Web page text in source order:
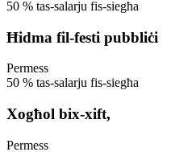
50 % tas-salarju fis-siegħa
Ħidma fil-festi pubbliċi
Permess
50 % tas-salarju fis-siegħa
Xogħol bix-xift,
Permess